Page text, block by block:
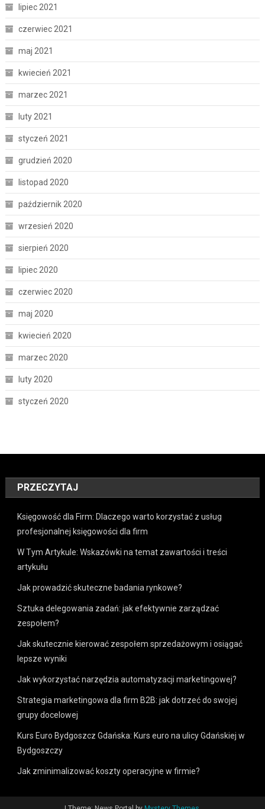
lipiec 2021
czerwiec 2021
maj 2021
kwiecień 2021
marzec 2021
luty 2021
styczeń 2021
grudzień 2020
listopad 2020
październik 2020
wrzesień 2020
sierpień 2020
lipiec 2020
czerwiec 2020
maj 2020
kwiecień 2020
marzec 2020
luty 2020
styczeń 2020
PRZECZYTAJ
Księgowość dla Firm: Dlaczego warto korzystać z usług
profesjonalnej księgowości dla firm
W Tym Artykule: Wskazówki na temat zawartości i treści
artykułu
Jak prowadzić skuteczne badania rynkowe?
Sztuka delegowania zadań: jak efektywnie zarządzać
zespołem?
Jak skutecznie kierować zespołem sprzedażowym i osiągać
lepsze wyniki
Jak wykorzystać narzędzia automatyzacji marketingowej?
Strategia marketingowa dla firm B2B: jak dotrzeć do swojej
grupy docelowej
Kurs Euro Bydgoszcz Gdańska: Kurs euro na ulicy Gdańskiej w
Bydgoszczy
Jak zminimalizować koszty operacyjne w firmie?